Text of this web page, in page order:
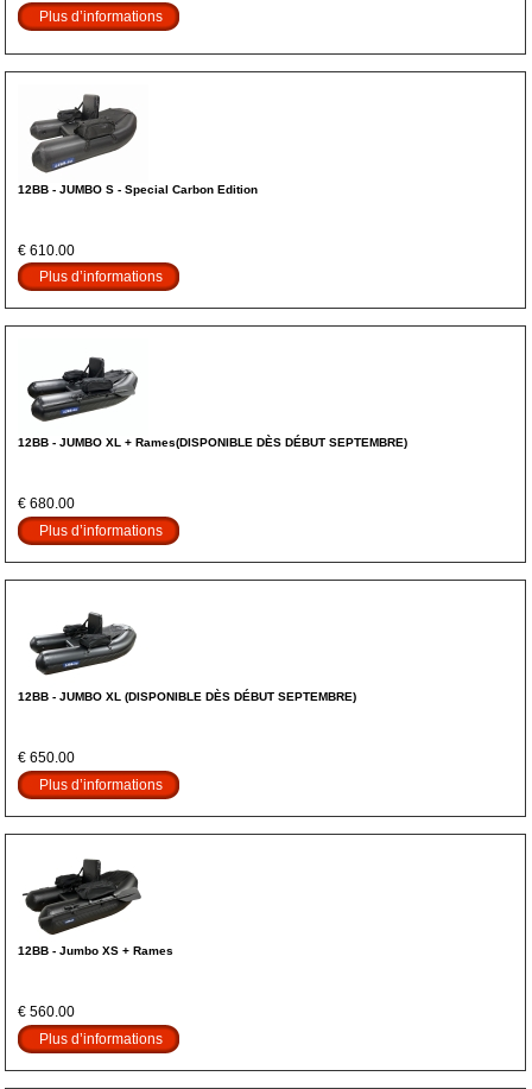
Plus d’informations
12BB - JUMBO S - Special Carbon Edition
€ 610.00
Plus d’informations
12BB - JUMBO XL + Rames(DISPONIBLE DÈS DÉBUT SEPTEMBRE)
€ 680.00
Plus d’informations
12BB - JUMBO XL (DISPONIBLE DÈS DÉBUT SEPTEMBRE)
€ 650.00
Plus d’informations
12BB - Jumbo XS + Rames
€ 560.00
Plus d’informations